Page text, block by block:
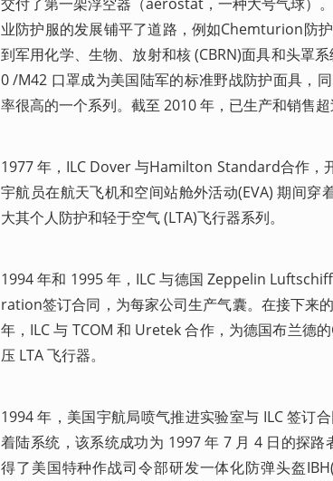
业防护服的发展铺平了道路，例如Chemturion防
到军用化学、生物、放射和核 (CBRN)面具和头罩
0 /M42 口罩成为美国陆军的标准野战防护面具，
率很高的一个系列。截至 2010 年，已生产和销售超
1977 年，ILC Dover 与Hamilton Standard合作，
宇航员在航天飞机和空间站舱外活动(EVA) 期间穿
大其个人防护和轻于空气 (LTA)飞行器系列。
1994 年和 1995 年，ILC 与德国 Zeppelin
ration签订合同，为每家公司生产气囊。在接下来
年，ILC 与 TCOM 和 Uretek 合作，为德国布兰德
压 LTA 飞行器。
1994 年，美国宇航局喷气推进实验室与 ILC 签订
着陆系统，该系统成功为 1997 年 7 月 4 日的探
得了美国特种作战司令部研发一体化防弹头盔